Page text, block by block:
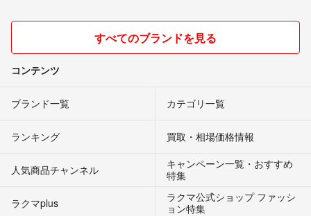
すべてのブランドを見る
コンテンツ
ブランド一覧 カテゴリ一覧
ランキング 買取・相場価格情報
人気商品チャンネル
キャンペーン一覧・おすすめ
特集
ラクマplus
ラクマ公式ショップ ファッシ
ョン特集